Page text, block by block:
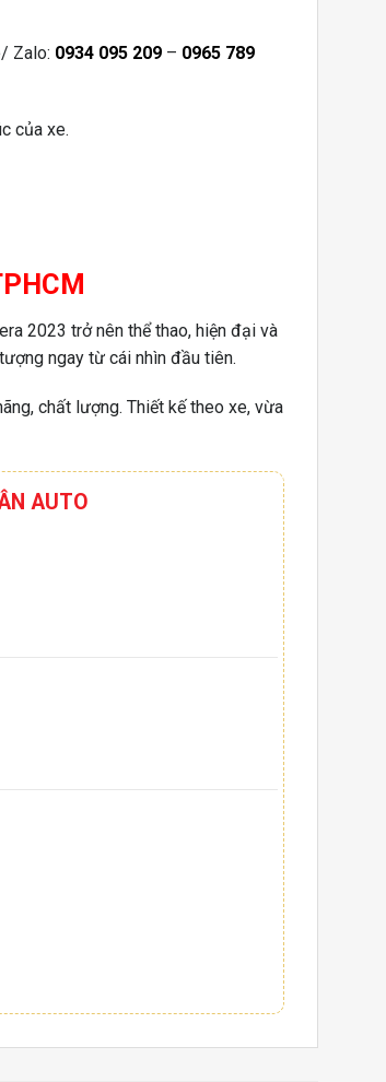
Zalo: 0934 095 209 – 0965 789
của xe.
2023 trở nên thể thao, hiện đại và
ngay từ cái nhìn đầu tiên.
chất lượng. Thiết kế theo xe, vừa
AUTO